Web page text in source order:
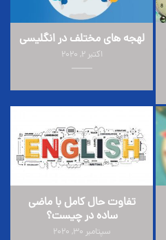
لهجه های مختلف در انگلیسی
اکتبر 2, 2020
تفاوت حال کامل با ماضی
ساده در چیست؟
سپتامبر 30, 2020